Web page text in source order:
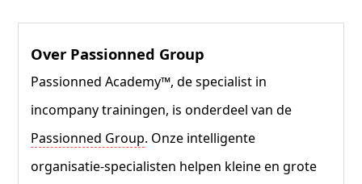
Over Passionned Group
Passionned Academy™, de specialist in
incompany trainingen, is onderdeel van de
Passionned Group. Onze intelligente
organisatie-specialisten helpen kleine en grote